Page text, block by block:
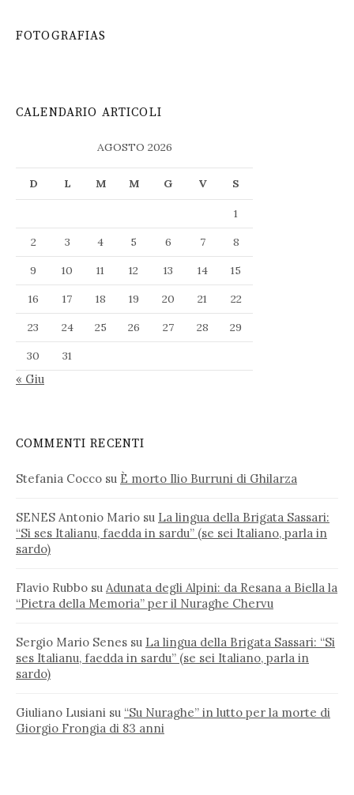
FOTOGRAFIAS
CALENDARIO ARTICOLI
AGOSTO 2026
D L M M G V S
1
2
3 4 5 6 7
8
9
10 11 12 13 14
15
16
17 18 19 20 21
22
23
24 25 26 27 28
29
30
31
« Giu
COMMENTI RECENTI
Stefania Cocco su È morto Ilio Burruni di Ghilarza
SENES Antonio Mario su La lingua della Brigata Sassari:
“Si ses Italianu, faedda in sardu” (se sei Italiano, parla in
sardo)
Flavio Rubbo su Adunata degli Alpini: da Resana a Biella la
“Pietra della Memoria” per il Nuraghe Chervu
Sergio Mario Senes su La lingua della Brigata Sassari: “Si
ses Italianu, faedda in sardu” (se sei Italiano, parla in
sardo)
Giuliano Lusiani su “Su Nuraghe” in lutto per la morte di
Giorgio Frongia di 83 anni